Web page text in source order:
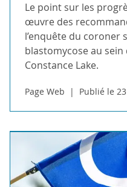
Le point sur les
œuvre des
l’enquête du coroner
blastomycose au
Constance Lake.
Page Web Publié le